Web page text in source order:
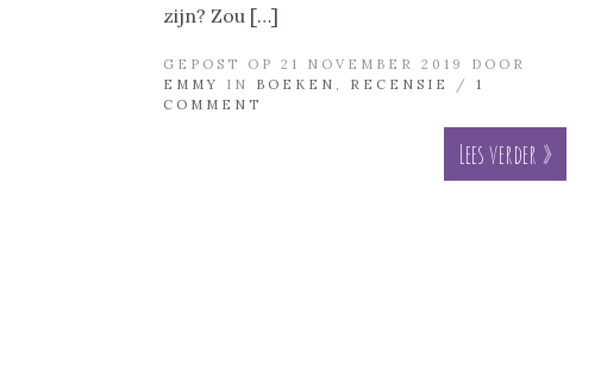
zijn? Zou […]
GEPOST OP 21 NOVEMBER 2019 DOOR
EMMY
IN BOEKEN , RECENSIE / 1
COMMENT
Lees verder »